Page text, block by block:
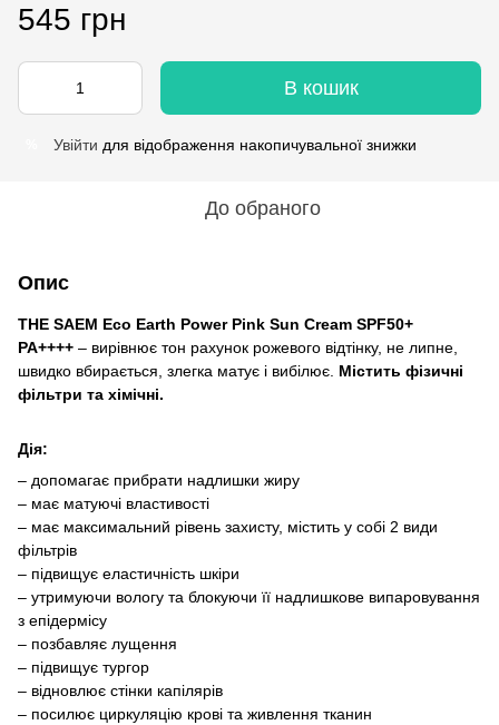
545 грн
В кошик
Увійти для відображення накопичувальної знижки
До обраного
Опис
THE SAEM Eco Earth Power Pink Sun Cream SPF50+
PA++++ – вирівнює тон рахунок рожевого відтінку, не липне,
швидко вбирається, злегка матує і вибілює. Містить фізичні
фільтри та хімічні.
Дія:
– допомагає прибрати надлишки жиру
– має матуючі властивості
– має максимальний рівень захисту, містить у собі 2 види
фільтрів
– підвищує еластичність шкіри
– утримуючи вологу та блокуючи її надлишкове випаровування
з епідермісу
– позбавляє лущення
– підвищує тургор
– відновлює стінки капілярів
– посилює циркуляцію крові та живлення тканин